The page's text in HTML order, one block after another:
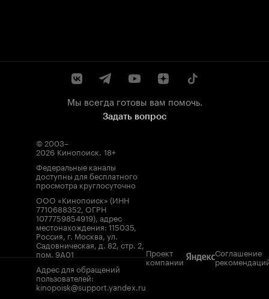
Мы всегда готовы вам помочь.
Задать вопрос
© 2003–
2026 Кинопоиск. 18+
Федеральные каналы
доступны для бесплатного
просмотра круглосуточно
ООО «Кинопоиск» (ИНН
7710688352, ОГРН
1077759854919), адрес
местонахождения: 115035,
Россия, г. Москва, ул.
Садовническая, д. 82, стр. 2,
пом. 9А01
Адрес для обращений
пользователей:
kinopoisk@support.yandex.ru
Проект
компании
Соглашение